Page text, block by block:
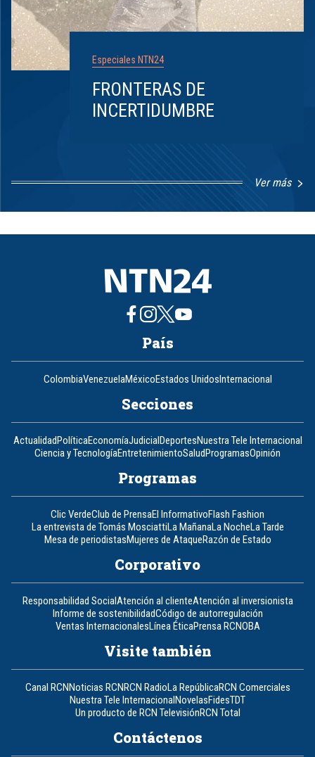
Especiales NTN24
FRONTERAS DE
INCERTIDUMBRE
Ver más
8
País
ColombiaVenezuelaMéxicoEstados UnidosInternacional
Secciones
ActualidadPolíticaEconomíaJudicialDeportesNuestra Tele Internacional
Ciencia y TecnologíaEntretenimientoSaludProgramasOpinión
Programas
Clic VerdeClub de PrensaEl InformativoFlash Fashion
La entrevista de Tomás MosciattiLa MañanaLa NocheLa Tarde
Mesa de periodistasMujeres de AtaqueRazón de Estado
Corporativo
Responsabilidad SocialAtención al clienteAtención al inversionista
Informe de sostenibilidadCódigo de autorregulación
Ventas InternacionalesLínea ÉticaPrensa RCNOBA
Visite también
Canal RCNNoticias RCNRCN RadioLa RepúblicaRCN Comerciales
Nuestra Tele InternacionalNovelasFidesTDT
Un producto de RCN TelevisiónRCN Total
Contáctenos